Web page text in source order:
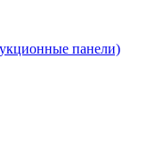
панели)